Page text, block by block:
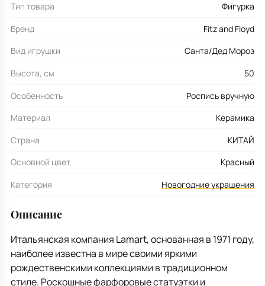
Тип товара
Фигурка
Бренд
Fitz and Floyd
Вид игрушки
Санта/Дед Мороз
Высота, см
50
Особенность
Роспись вручную
Материал
Керамика
Страна
КИТАЙ
Основной цвет
Красный
Категория
Новогодние украшения
Описание
Итальянская компания Lamart, основанная в 1971 году,
наиболее известна в мире своими яркими
рождественскими коллекциями в традиционном
стиле. Роскошные фарфоровые статуэтки и